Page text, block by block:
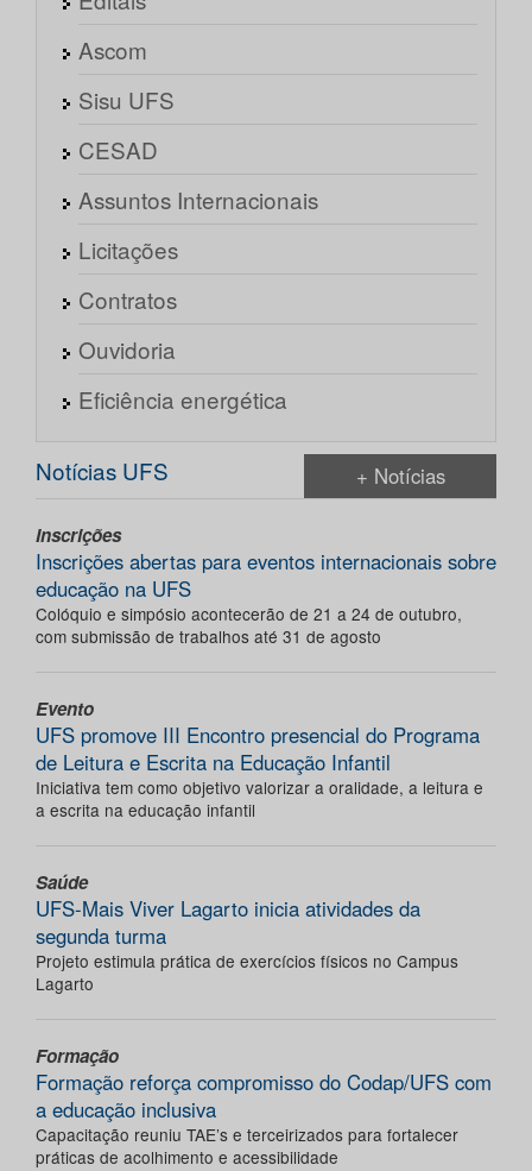
Ascom
Sisu UFS
CESAD
Assuntos Internacionais
Licitações
Contratos
Ouvidoria
Eficiência energética
Notícias UFS + Notícias
Inscrições
Inscrições abertas para eventos internacionais sobre
educação na UFS
Colóquio e simpósio acontecerão de 21 a 24 de outubro,
com submissão de trabalhos até 31 de agosto
Evento
UFS promove III Encontro presencial do Programa
de Leitura e Escrita na Educação Infantil
Iniciativa tem como objetivo valorizar a oralidade, a leitura e
a escrita na educação infantil
Saúde
UFS-Mais Viver Lagarto inicia atividades da
segunda turma
Projeto estimula prática de exercícios físicos no Campus
Lagarto
Formação
Formação reforça compromisso do Codap/UFS com
a educação inclusiva
Capacitação reuniu TAE’s e terceirizados para fortalecer
práticas de acolhimento e acessibilidade